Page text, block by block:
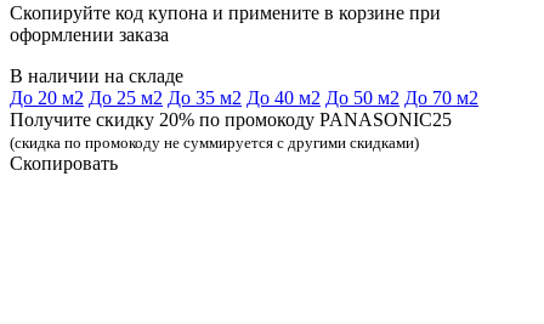
Скопируйте код купона и примените в корзине при
оформлении заказа
В наличии на складе
До 20 м2 До 25 м2 До 35 м2 До 40 м2 До 50 м2 До 70 м2
Получите скидку 20% по промокоду PANASONIC25
(скидка по промокоду не суммируется с другими скидками)
Скопировать